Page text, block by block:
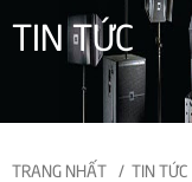
TIN TỨC
TRANG NHẤT TIN TỨC